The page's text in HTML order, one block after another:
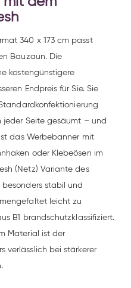
340 x 173 cm passt
Bauzaun. Die
kostengünstigere
Endpreis für Sie. Sie
jeder Seite gesäumt – und
das Werbebanner mit
oder Klebeösen im
(Netz) Variante des
stabil und
leicht zu
B1 brandschutzklassifiziert.
Material ist der
verlässlich bei stärkerer